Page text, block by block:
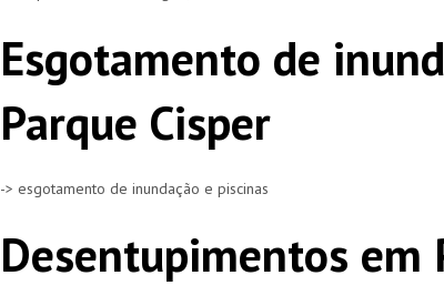
Esgotamento de
Parque Cisper
-> esgotamento de inundação e piscinas
Desentupimentos em